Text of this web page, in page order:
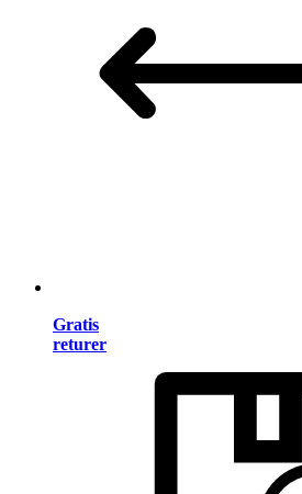
Gratis
returer